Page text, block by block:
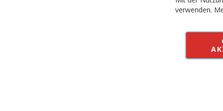
Vertrag
Alle Preise inkl.
verwenden.